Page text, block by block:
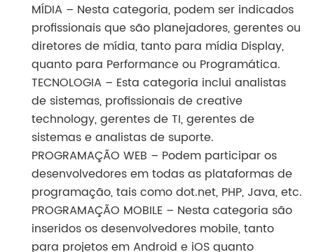
MÍDIA – Nesta categoria, podem ser indicados
profissionais que são planejadores, gerentes ou
diretores de mídia, tanto para mídia Display,
quanto para Performance ou Programática.
TECNOLOGIA – Esta categoria inclui analistas
de sistemas, profissionais de creative
technology, gerentes de TI, gerentes de
sistemas e analistas de suporte.
PROGRAMAÇÃO WEB – Podem participar os
desenvolvedores em todas as plataformas de
programação, tais como dot.net, PHP, Java, etc.
PROGRAMAÇÃO MOBILE – Nesta categoria são
inseridos os desenvolvedores mobile, tanto
para projetos em Android e iOS quanto